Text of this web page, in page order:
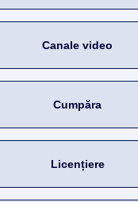
Canale video
Cumpăra
Licențiere